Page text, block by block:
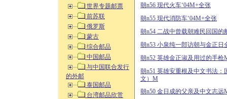
世界专题邮票
前苏联
俄罗斯
蒙古
综合邮品
中国邮品
与中国联合发行
的外邮
泰国邮品
台湾邮品欣赏
朝n56 现代火车‘04M+全张
朝n55 现代消防车‘04M+全张
朝n54 二战中曾载朝难民回国的
朝n53 小泉纯一郎访朝与金正日
朝n52 英雄金正淑及用过的手枪
朝n51 英雄安重根及中文书法
文）M
朝n50 金日成的父亲及中文志远